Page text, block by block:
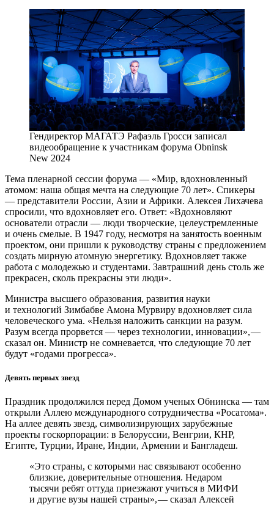
Гендиректор МАГАТЭ Рафаэль Гросси записал
видеообращение к участникам форума Obninsk
New 2024
Тема пленарной сессии форума — ​«Мир, вдохновленный
атомом: наша общая мечта на следующие 70 лет». Спикеры
— ​представители России, Азии и Африки. Алексея Лихачева
спросили, что вдохновляет его. Ответ: «Вдохновляют
основатели отрасли — ​люди творческие, целеустремленные
и очень смелые. В 1947 году, несмотря на занятость военным
проектом, они пришли к руководству страны с предложением
создать мирную атомную энергетику. Вдохновляет также
работа с молодежью и студентами. Завтрашний день столь же
прекрасен, сколь прекрасны эти люди».
Министра высшего образования, развития науки
и технологий Зимбабве Амона Мурвиру вдохновляет сила
человеческого ума. «Нельзя наложить санкции на разум.
Разум всегда прорвется — ​через технологии, инновации», — ​
сказал он. Министр не сомневается, что следующие 70 лет
будут «годами прогресса».
Девять первых звезд
Праздник продолжился перед Домом ученых Обнинска — ​там
открыли Аллею международного сотрудничества «Росатома».
На аллее девять звезд, символизирующих зарубежные
проекты госкорпорации: в Белоруссии, Венгрии, КНР,
Египте, Турции, Иране, Индии, Армении и Бангладеш.
«Это страны, с которыми нас связывают особенно
близкие, доверительные отношения. Недаром
тысячи ребят оттуда приезжают учиться в МИФИ
и другие вузы нашей страны», — ​сказал Алексей